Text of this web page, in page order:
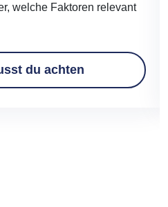
welche Faktoren relevant
du achten